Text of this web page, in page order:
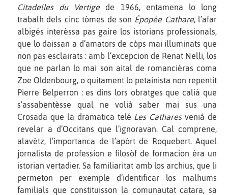
Citadelles du Vertigede 1966, entamena lo long
trabalh dels cinc tòmes de son Épopée Cathare, l’afar
albigés interèssa pas gaire los istorians professionals,
que lo daissan a d’amators de còps mai illuminats que
non pas esclairats : amb l’excepcion de Renat Nelli, los
que ne parlan lo mai son aital de romancièras coma
Zoe Oldenbourg, o quitament lo petainista non repentit
Pierre Belperron : es dins lors obratges que caliá que
s’assabentèsse qual ne voliá saber mai sus una
Crosada que la dramatica telé Les Catharesveniá de
revelar a d’Occitans que l’ignoravan. Cal comprene,
alavètz, l’importanca de l’apòrt de Roquebert. Aquel
jornalista de profession e filosòf de formacion èra un
istorian vertadier. Sa familiaritat amb los archius, que li
permeton per exemple d’identificar los malhums
familials que constituisson la comunautat catara, sa